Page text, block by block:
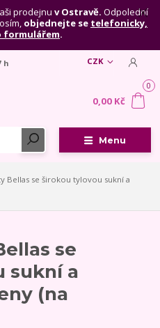
prodejnu v Ostravě. Odpolední
objednejte se telefonicky,
formulářem.
Menu
CZK
h
0
0,00 Kč
Bellas se širokou tylovou sukní a
se
sukní a
(na